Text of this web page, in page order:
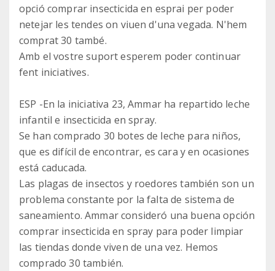
opció comprar insecticida en esprai per poder
netejar les tendes on viuen d'una vegada. N'hem
comprat 30 també.
Amb el vostre suport esperem poder continuar
fent iniciatives.
ESP -En la iniciativa 23, Ammar ha repartido leche
infantil e insecticida en spray.
Se han comprado 30 botes de leche para niños,
que es difícil de encontrar, es cara y en ocasiones
está caducada.
Las plagas de insectos y roedores también son un
problema constante por la falta de sistema de
saneamiento. Ammar consideró una buena opción
comprar insecticida en spray para poder limpiar
las tiendas donde viven de una vez. Hemos
comprado 30 también.